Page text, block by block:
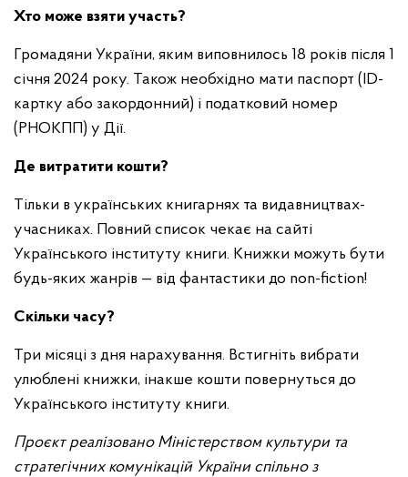
Хто може взяти участь?
Громадяни України, яким виповнилось 18 років після 1
січня 2024 року. Також необхідно мати паспорт (ID-
картку або закордонний) і податковий номер
(РНОКПП) у Дії.
Де витратити кошти?
Тільки в українських книгарнях та видавництвах-
учасниках. Повний список чекає на сайті
Українського інституту книги. Книжки можуть бути
будь-яких жанрів — від фантастики до non-fiction!
Скільки часу?
Три місяці з дня нарахування. Встигніть вибрати
улюблені книжки, інакше кошти повернуться до
Українського інституту книги.
Проєкт реалізовано Міністерством культури та
стратегічних комунікацій України спільно з